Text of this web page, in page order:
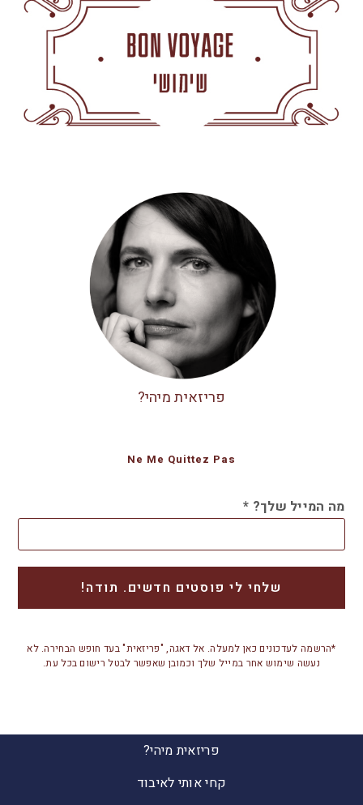
פריזאית מיהי?
Ne Me Quittez Pas
מה המייל שלך? *
*הרשמה לעדכונים כאן למעלה. אל דאגה, "פריזאית" בעד חופש הבחירה. לא
נעשה שימוש אחר במייל שלך וכמובן שאפשר לבטל רישום בכל עת.
פריזאית מיהי?
קחי אותי לאיבוד